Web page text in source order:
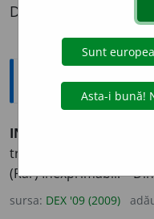
Definiția cu ID-ul
Explicative DEX
INCOMUNIC
trebuie sau nu poate
(Rar) Inexprimabil. –
sursa: DEX '09 (2009)